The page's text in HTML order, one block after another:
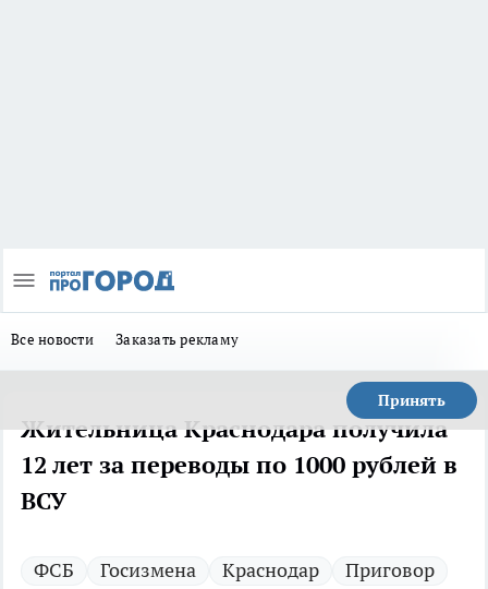
Все новости Заказать рекламу
Принять
Жительница Краснодара получила
12 лет за переводы по 1000 рублей в
ВСУ
ФСБ Госизмена Краснодар
Приговор